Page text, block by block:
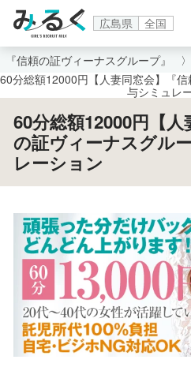
広島県 全国
信頼の証ヴィーナスグループ』
60分総額12000円【人妻同窓会】『
与シミュレ
60分総額12000円【
の証ヴィーナスグル
レーション